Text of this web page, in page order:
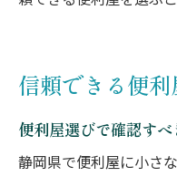
信頼できる便
便利屋選びで確認す
静岡県で便利屋に小さ